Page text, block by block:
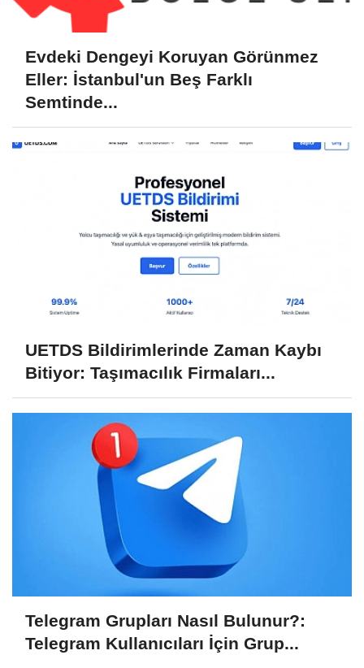
Evdeki Dengeyi Koruyan Görünmez
Eller: İstanbul'un Beş Farklı
Semtinde...
UETDS Bildirimlerinde Zaman Kaybı
Bitiyor: Taşımacılık Firmaları...
Telegram Grupları Nasıl Bulunur?:
Telegram Kullanıcıları İçin Grup...